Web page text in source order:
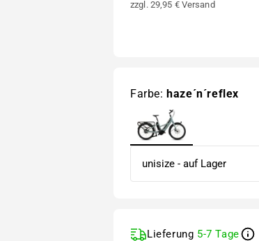
zzgl. 29,95 € Versand
Farbe:haze´n´reflex
Lieferung 5-7 Tage